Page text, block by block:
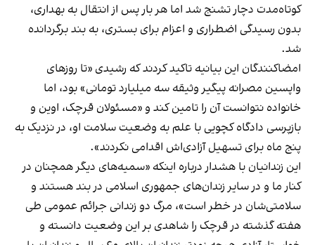
کوتاه‌مدت دچار تشنج شد اما هر بار پس از انتقال به بهداری،
بدون رسیدگی اضطراری و اعزام برای بستری، به بند برگردانده
شد.
امضاکنندگان این بیانیه تاکید کردند که رشیدی «تا روزهای
واپسین مصرانه پیگیر وثیقه سه میلیارد تومانی» بود، اما
خانواده نتوانست آن را تامین کند و «مسئولان قرچک، اوین و
بازپرسی دادگاه کچویی با علم به وضعیت سلامت او، در نزدیک به
پنج ماه برای تسهیل آزادی‌اش اقدامی نکردند».
این زندانیان با هشدار درباره اینکه «سمیه‌های دیگر همچنان در
کنار ما و در سایر زندان‌های جمهوری اسلامی در بند هستند و
سلامتی‌شان در خطر است»، مرگ دو زندانی جرائم عمومی طی
هفته گذشته در قرچک را شاهدی بر این وضعیت دانسته و